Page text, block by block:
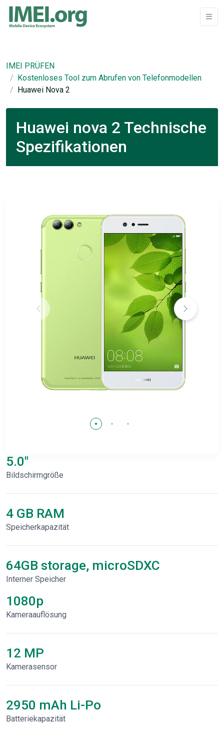
IMEI PRÜFEN
Kostenloses Tool zum Abrufen von Telefonmodellen
Huawei Nova 2
Huawei nova 2 Technische
Spezifikationen
5.0"
Bildschirmgröße
4 GB RAM
Speicherkapazität
64GB storage, microSDXC
Interner Speicher
1080p
Kameraauflösung
12 MP
Kamerasensor
2950 mAh Li-Po
Batteriekapazität